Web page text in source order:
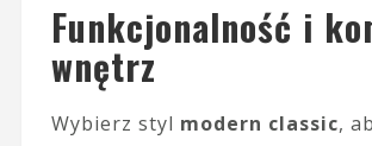
Funkcjonalność i
wnętrz
Wybierz styl modern classic,